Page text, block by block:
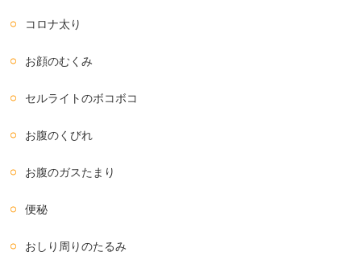
コロナ太り
お顔のむくみ
セルライトのボコボコ
お腹のくびれ
お腹のガスたまり
便秘
おしり周りのたるみ